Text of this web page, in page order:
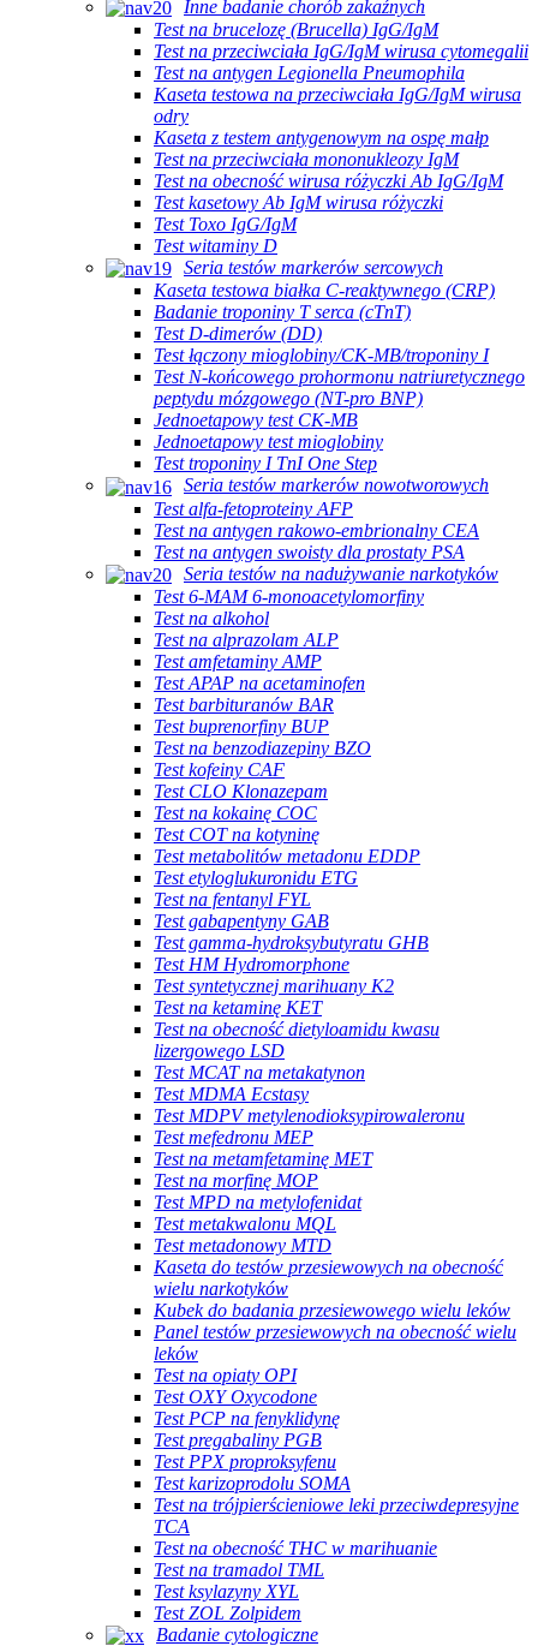
Inne badanie chorób zakaźnych
Test na brucelozę (Brucella) IgG/IgM
Test na przeciwciała IgG/IgM wirusa cytomegalii
Test na antygen Legionella Pneumophila
Kaseta testowa na przeciwciała IgG/IgM wirusa
odry
Kaseta z testem antygenowym na ospę małp
Test na przeciwciała mononukleozy IgM
Test na obecność wirusa różyczki Ab IgG/IgM
Test kasetowy Ab IgM wirusa różyczki
Test Toxo IgG/IgM
Test witaminy D
Seria testów markerów sercowych
Kaseta testowa białka C-reaktywnego (CRP)
Badanie troponiny T serca (cTnT)
Test D-dimerów (DD)
Test łączony mioglobiny/CK-MB/troponiny I
Test N-końcowego prohormonu natriuretycznego
peptydu mózgowego (NT-pro BNP)
Jednoetapowy test CK-MB
Jednoetapowy test mioglobiny
Test troponiny I TnI One Step
Seria testów markerów nowotworowych
Test alfa-fetoproteiny AFP
Test na antygen rakowo-embrionalny CEA
Test na antygen swoisty dla prostaty PSA
Seria testów na nadużywanie narkotyków
Test 6-MAM 6-monoacetylomorfiny
Test na alkohol
Test na alprazolam ALP
Test amfetaminy AMP
Test APAP na acetaminofen
Test barbituranów BAR
Test buprenorfiny BUP
Test na benzodiazepiny BZO
Test kofeiny CAF
Test CLO Klonazepam
Test na kokainę COC
Test COT na kotyninę
Test metabolitów metadonu EDDP
Test etyloglukuronidu ETG
Test na fentanyl FYL
Test gabapentyny GAB
Test gamma-hydroksybutyratu GHB
Test HM Hydromorphone
Test syntetycznej marihuany K2
Test na ketaminę KET
Test na obecność dietyloamidu kwasu
lizergowego LSD
Test MCAT na metakatynon
Test MDMA Ecstasy
Test MDPV metylenodioksypirowaleronu
Test mefedronu MEP
Test na metamfetaminę MET
Test na morfinę MOP
Test MPD na metylofenidat
Test metakwalonu MQL
Test metadonowy MTD
Kaseta do testów przesiewowych na obecność
wielu narkotyków
Kubek do badania przesiewowego wielu leków
Panel testów przesiewowych na obecność wielu
leków
Test na opiaty OPI
Test OXY Oxycodone
Test PCP na fenyklidynę
Test pregabaliny PGB
Test PPX proproksyfenu
Test karizoprodolu SOMA
Test na trójpierścieniowe leki przeciwdepresyjne
TCA
Test na obecność THC w marihuanie
Test na tramadol TML
Test ksylazyny XYL
Test ZOL Zolpidem
Badanie cytologiczne